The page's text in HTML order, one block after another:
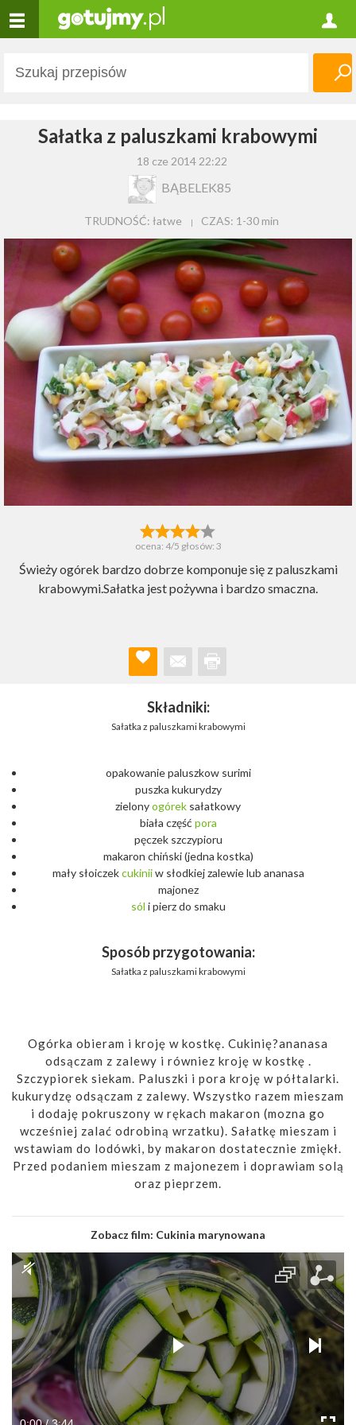
Sałatka z paluszkami krabowymi
18 cze 2014 22:22
BĄBELEK85
TRUDNOŚĆ: łatwe CZAS: 1-30 min
ocena: 4/5 głosów: 3
Świeży ogórek bardzo dobrze komponuje się z paluszkami
krabowymi.Sałatka jest pożywna i bardzo smaczna.
Składniki:
Sałatka z paluszkami krabowymi
opakowanie paluszkow surimi
puszka kukurydzy
zielonyogórek sałatkowy
biała część pora
pęczek szczypioru
makaron chiński (jedna kostka)
mały słoiczekcukiniiw słodkiej zalewie lub ananasa
majonez
sól i pierz do smaku
Sposób przygotowania:
Sałatka z paluszkami krabowymi
Ogórka obieram i kroję w kostkę. Cukinię?ananasa
odsączam z zalewy i równiez kroję w kostkę .
Szczypiorek siekam. Paluszki i pora kroję w półtalarki.
kukurydzę odsączam z zalewy. Wszystko razem mieszam
i dodaję pokruszony w rękach makaron (mozna go
wcześniej zalać odrobiną wrzatku). Sałatkę mieszam i
wstawiam do lodówki, by makaron dostatecznie zmiękł.
Przed podaniem mieszam z majonezem i doprawiam solą
oraz pieprzem.
Zobacz film: Cukinia marynowana